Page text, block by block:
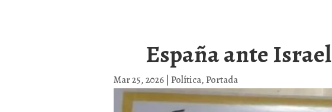
España ante
Mar 25, 2026 Política,Portada